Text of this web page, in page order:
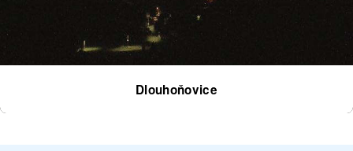
Dlouhoňovice